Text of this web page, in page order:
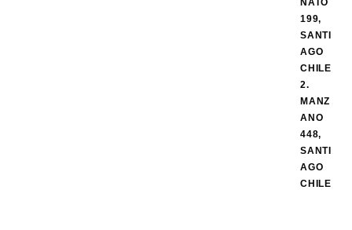
NATO
199,
SANTI
AGO
CHILE
2.
MANZ
ANO
448,
SANTI
AGO
CHILE